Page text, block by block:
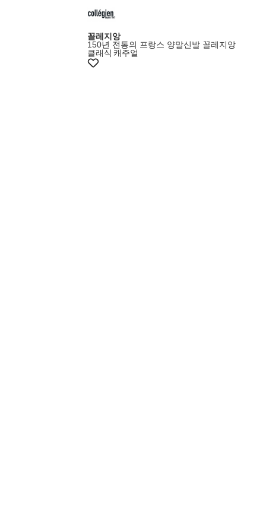
꼴레지앙
150년 전통의 프랑스 양말신발 꼴레지앙
클래식 캐주얼